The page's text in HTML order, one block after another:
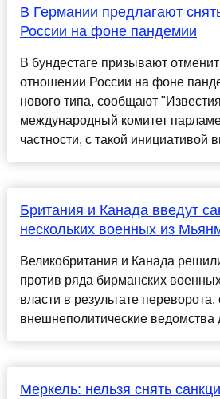
В Германии предлагают
России на фоне пандемии
В бундестаге призывают
отношении России на фоне
нового типа, сообщают
международный комитет
частности, с такой инициативой
Британия и Канада введут
нескольких военных из
Великобритания и Канада
против ряда бирманских
власти в результате
внешнеполитические ведомства
Меркель: нельзя снять